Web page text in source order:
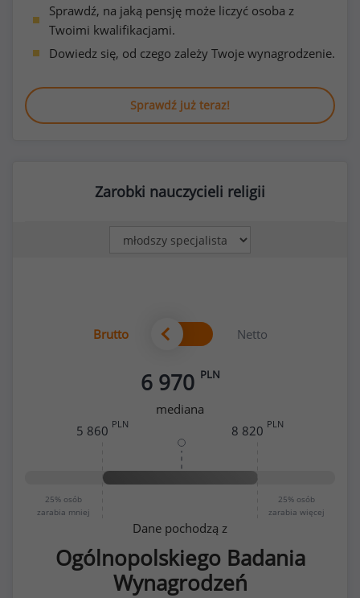
Sprawdź, na jaką pensję może liczyć osoba z
Twoimi kwalifikacjami.
Dowiedz się, od czego zależy Twoje wynagrodzenie.
Sprawdź już teraz!
Zarobki nauczycieli religii
Brutto Netto
6 970 PLN
mediana
25% osób
zarabia mniej
25% osób
zarabia więcej
5 860 PLN 8 820 PLN
Dane pochodzą z
Ogólnopolskiego Badania
Wynagrodzeń